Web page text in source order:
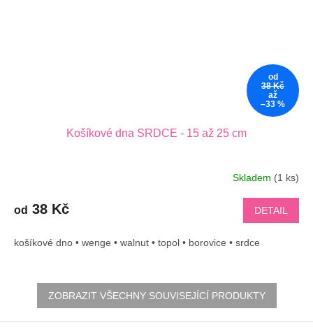
od
38 Kč
až
–33 %
Košíkové dna SRDCE - 15 až 25 cm
Skladem (1 ks)
od 38 Kč DETAIL
košíkové dno • wenge • walnut • topol • borovice • srdce
ZOBRAZIT VŠECHNY SOUVISEJÍCÍ PRODUKTY